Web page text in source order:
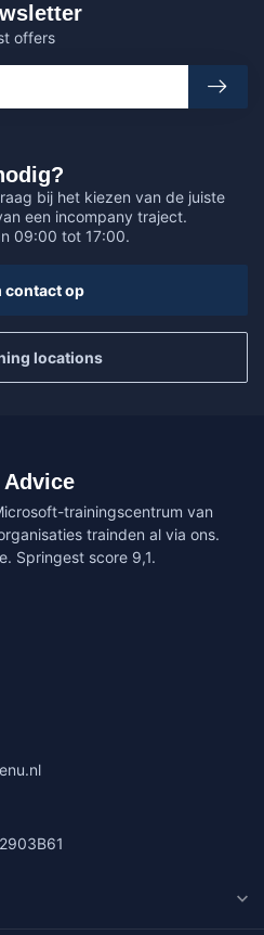
bij het kiezen van de juiste
een incompany traject.
09:00 tot 17:00.
contact op
locations
offers
Advice
trainingscentrum van
trainden al via ons.
Springest score 9,1.